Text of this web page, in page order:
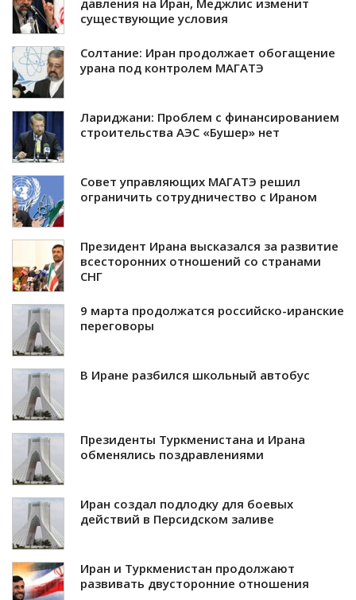
существующие условия
Солтание: Иран продолжает обогащение
урана под контролем МАГАТЭ
Лариджани: Проблем с финансированием
строительства АЭС «Бушер» нет
Совет управляющих МАГАТЭ решил
ограничить сотрудничество с Ираном
Президент Ирана высказался за развитие
всесторонних отношений со странами
СНГ
9 марта продолжатся российско-иранские
переговоры
В Иране разбился школьный автобус
Президенты Туркменистана и Ирана
обменялись поздравлениями
Иран создал подлодку для боевых
действий в Персидском заливе
Иран и Туркменистан продолжают
развивать двусторонние отношения